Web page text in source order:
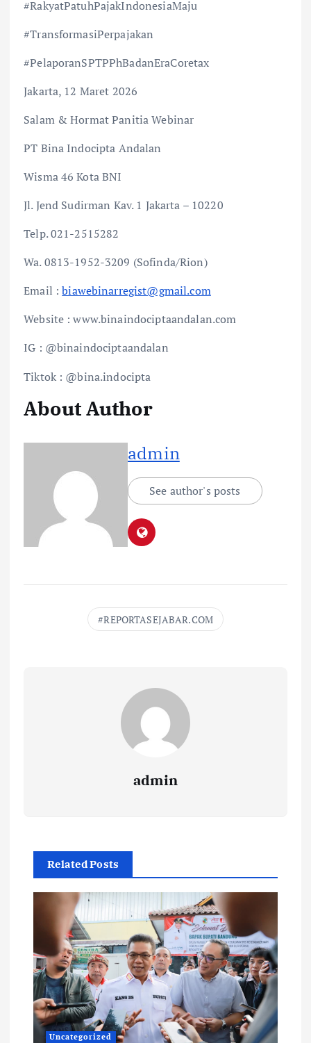
#RakyatPatuhPajakIndonesiaMaju
#TransformasiPerpajakan
#PelaporanSPTPPhBadanEraCoretax
Jakarta, 12 Maret 2026
Salam & Hormat Panitia Webinar
PT Bina Indocipta Andalan
Wisma 46 Kota BNI
Jl. Jend Sudirman Kav. 1 Jakarta – 10220
Telp. 021-2515282
Wa. 0813-1952-3209 (Sofinda/Rion)
Email :biawebinarregist@gmail.com
Website : www.binaindociptaandalan.com
IG : @binaindociptaandalan
Tiktok : @bina.indocipta
About Author
admin
See author's posts
REPORTASEJABAR.COM
admin
Related Posts
Uncategorized